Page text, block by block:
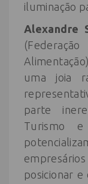
iluminação
Alexandre
uma joia
parte
Turismo
posicionar